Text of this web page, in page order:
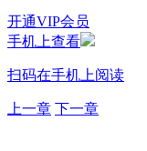
开通VIP会员
手机上查看
扫码在手机上阅读
上一章 下一章